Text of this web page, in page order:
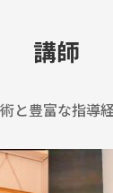
講師
と豊富な指導